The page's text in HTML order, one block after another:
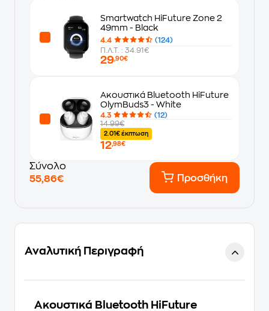
Smartwatch HiFuture Zone 2
49mm - Black
4.4
(124)
Π.Λ.Τ. : 34.91€
29,90€
Ακουστικά Bluetooth HiFuture
OlymBuds3 - White
4.3
(12)
14.99€
2.01€ έκπτωση
12,98€
Σύνολο
55,86€
Προσθήκη
Αναλυτική Περιγραφή
Ακουστικά Bluetooth HiFuture